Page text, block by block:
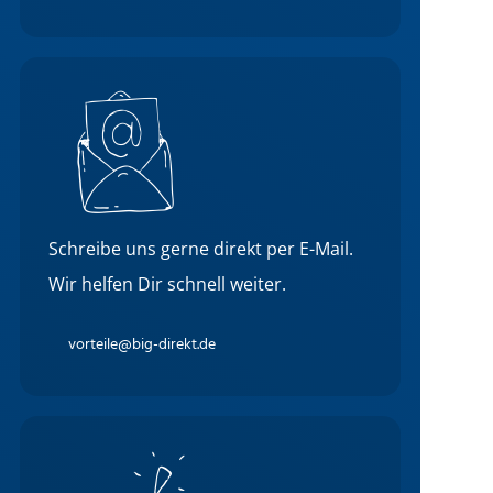
Schreibe uns gerne direkt per E-Mail.
Wir helfen Dir schnell weiter.
vorteile@big-direkt.de